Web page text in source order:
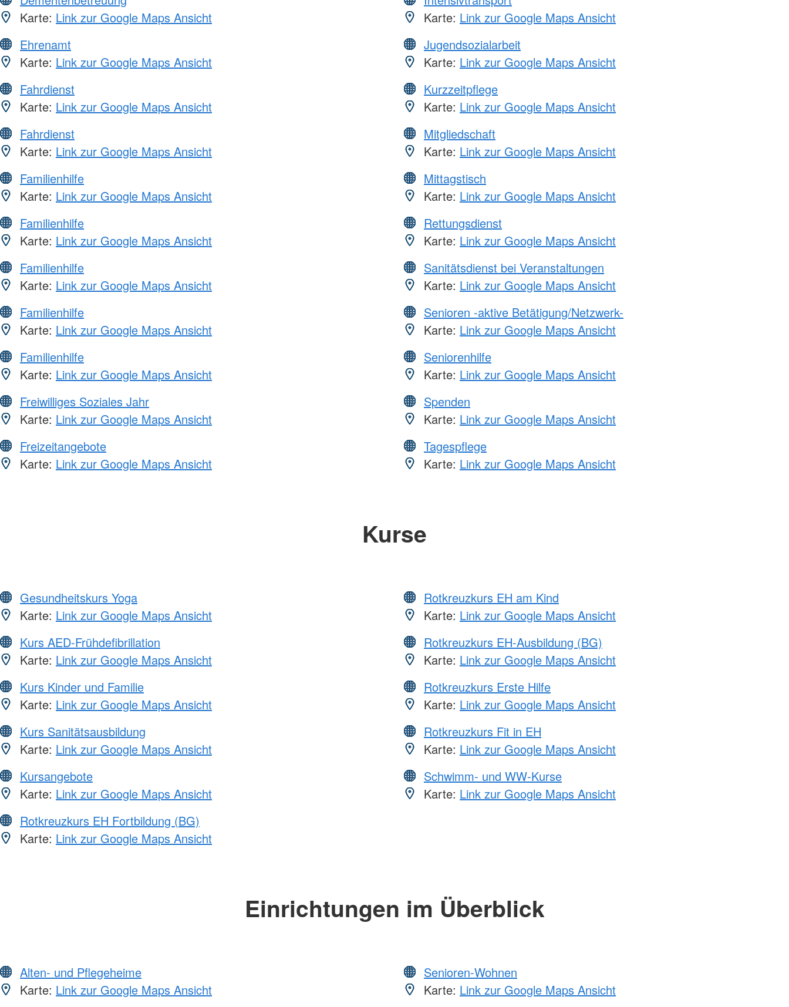
Karte: Link zur Google Maps Ansicht
Ehrenamt
Karte: Link zur Google Maps Ansicht
Fahrdienst
Karte: Link zur Google Maps Ansicht
Fahrdienst
Karte: Link zur Google Maps Ansicht
Familienhilfe
Karte: Link zur Google Maps Ansicht
Familienhilfe
Karte: Link zur Google Maps Ansicht
Familienhilfe
Karte: Link zur Google Maps Ansicht
Familienhilfe
Karte: Link zur Google Maps Ansicht
Familienhilfe
Karte: Link zur Google Maps Ansicht
Freiwilliges Soziales Jahr
Karte: Link zur Google Maps Ansicht
Freizeitangebote
Karte: Link zur Google Maps Ansicht
Karte: Link zur Google Maps Ansicht
Jugendsozialarbeit
Karte: Link zur Google Maps Ansicht
Kurzzeitpflege
Karte: Link zur Google Maps Ansicht
Mitgliedschaft
Karte: Link zur Google Maps Ansicht
Mittagstisch
Karte: Link zur Google Maps Ansicht
Rettungsdienst
Karte: Link zur Google Maps Ansicht
Sanitätsdienst bei Veranstaltungen
Karte: Link zur Google Maps Ansicht
Senioren -aktive Betätigung/Netzwerk-
Karte: Link zur Google Maps Ansicht
Seniorenhilfe
Karte: Link zur Google Maps Ansicht
Spenden
Karte: Link zur Google Maps Ansicht
Tagespflege
Karte: Link zur Google Maps Ansicht
Kurse
Gesundheitskurs Yoga
Karte: Link zur Google Maps Ansicht
Kurs AED-Frühdefibrillation
Karte: Link zur Google Maps Ansicht
Kurs Kinder und Familie
Karte: Link zur Google Maps Ansicht
Kurs Sanitätsausbildung
Karte: Link zur Google Maps Ansicht
Kursangebote
Karte: Link zur Google Maps Ansicht
Rotkreuzkurs EH Fortbildung (BG)
Karte: Link zur Google Maps Ansicht
Rotkreuzkurs EH am Kind
Karte: Link zur Google Maps Ansicht
Rotkreuzkurs EH-Ausbildung (BG)
Karte: Link zur Google Maps Ansicht
Rotkreuzkurs Erste Hilfe
Karte: Link zur Google Maps Ansicht
Rotkreuzkurs Fit in EH
Karte: Link zur Google Maps Ansicht
Schwimm- und WW-Kurse
Karte: Link zur Google Maps Ansicht
Einrichtungen im Überblick
Alten- und Pflegeheime
Karte: Link zur Google Maps Ansicht
Senioren-Wohnen
Karte: Link zur Google Maps Ansicht